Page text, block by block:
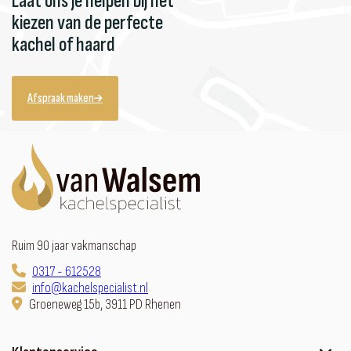
kiezen van de perfecte
kachel of haard
Afspraak maken
Ruim 90 jaar vakmanschap
0317 - 612528
info@kachelspecialist.nl
Groeneweg 15b, 3911 PD Rhenen